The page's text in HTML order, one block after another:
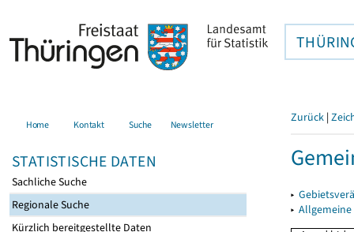
Home Kontakt Suche Newsletter
STATISTISCHE DATEN
Sachliche Suche
Regionale Suche
Kürzlich bereitgestellte Daten
Zurück |
▸
▸